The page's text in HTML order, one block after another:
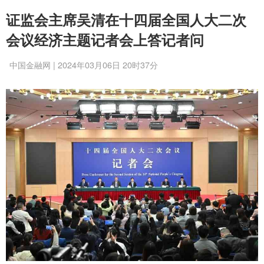
证监会主席吴清在十四届全国人大二次
会议经济主题记者会上答记者问
中国金融网 | 2024年03月06日 20时37分